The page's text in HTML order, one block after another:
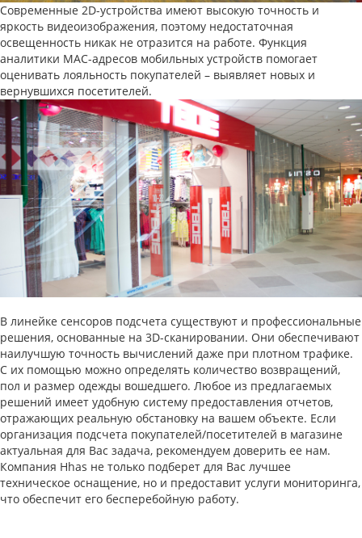
Современные 2D-устройства имеют высокую точность и
яркость видеоизображения, поэтому недостаточная
освещенность никак не отразится на работе. Функция
аналитики MAC-адресов мобильных устройств помогает
оценивать лояльность покупателей – выявляет новых и
вернувшихся посетителей.
В линейке сенсоров подсчета существуют и профессиональные
решения, основанные на 3D-сканировании. Они обеспечивают
наилучшую точность вычислений даже при плотном трафике.
С их помощью можно определять количество возвращений,
пол и размер одежды вошедшего. Любое из предлагаемых
решений имеет удобную систему предоставления отчетов,
отражающих реальную обстановку на вашем объекте. Если
организация подсчета покупателей/посетителей в магазине
актуальная для Вас задача, рекомендуем доверить ее нам.
Компания Hhas не только подберет для Вас лучшее
техническое оснащение, но и предоставит услуги мониторинга,
что обеспечит его бесперебойную работу.